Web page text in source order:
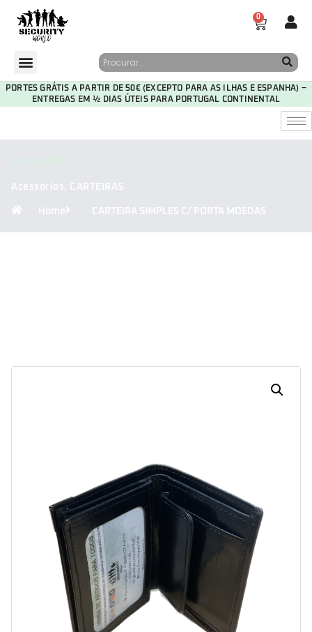
0
PORTES GRÁTIS A PARTIR DE 50€ (EXCEPTO PARA AS ILHAS E ESPANHA) –
ENTREGAS EM ½ DIAS ÚTEIS PARA PORTUGAL CONTINENTAL
Acessórios, CARTEIRAS
Home CARTEIRA SIMPLES C/ PORTA MOEDAS